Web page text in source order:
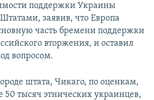
поддержки Украины
заявив, что Европа
часть бремени поддержки
вторжения, и оставил
вопросом.
штата, Чикаго, по оценкам,
50 тысяч этнических украинцев,